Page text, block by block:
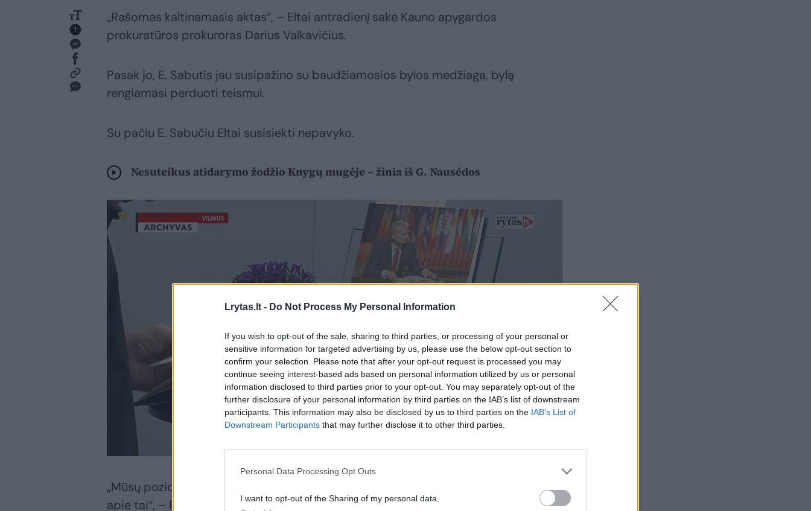
Lrytas.lt - Do Not Process My Personal Information
If you wish to opt-out of the sale, sharing to third parties, or processing of your personal or
sensitive information for targeted advertising by us, please use the below opt-out section to
confirm your selection. Please note that after your opt-out request is processed you may
continue seeing interest-based ads based on personal information utilized by us or personal
information disclosed to third parties prior to your opt-out. You may separately opt-out of the
further disclosure of your personal information by third parties on the IAB’s list of downstream
participants. This information may also be disclosed by us to third parties on the IAB’s List of
Downstream Participants that may further disclose it to other third parties.
Personal Data Processing Opt Outs
I want to opt-out of the Sharing of my personal data.
„Rašomas kaltinamasis aktas“, – Eltai antradienį sakė Kauno apygardos
prokuratūros prokuroras Darius Valkavičius.
Pasak jo, E. Sabutis jau susipažino su baudžiamosios bylos medžiaga, bylą
rengiamasi perduoti teismui.
Su pačiu E. Sabučiu Eltai susisiekti nepavyko.
Nesuteikus atidarymo žodžio Knygų mugėje – žinia iš G. Nausėdos
„Mūsų pozicija nuosekli, klientas kaltės nepripažįsta ir nepripažino. Ne, nėra kalbos
apie tai“, – Eltai antradienį sakė E. Sabučio advokatas Haroldas Juška, paklaustas,